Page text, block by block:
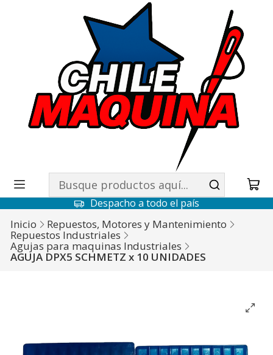
Despacho a todo el país
Inicio Repuestos, Motores y Mantenimiento
Repuestos Industriales
Agujas para maquinas Industriales
AGUJA DPX5 SCHMETZ x 10 UNIDADES